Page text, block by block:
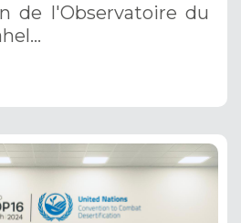
de l'Observatoire du